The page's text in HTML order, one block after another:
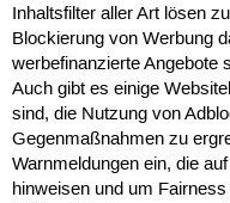
Inhaltsfilter aller Art lösen
Blockierung von Werbung
werbefinanzierte Angebote
Auch gibt es einige
sind, die Nutzung von
Gegenmaßnahmen zu
Warnmeldungen ein, die
hinweisen und um